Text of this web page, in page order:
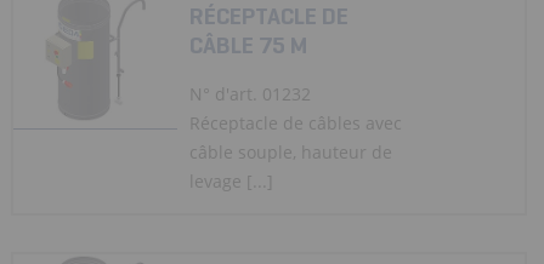
RÉCEPTACLE DE
CÂBLE 75 M
N° d'art. 01232
Réceptacle de câbles avec
câble souple, hauteur de
levage [...]